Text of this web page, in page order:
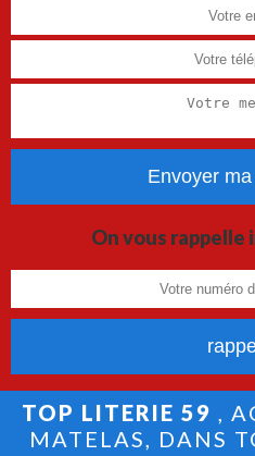
On vous
TOP LITERIE 59 ,
MATELAS, DANS